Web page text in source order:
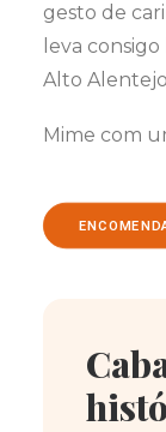
gesto de
leva
Alto
Mime com